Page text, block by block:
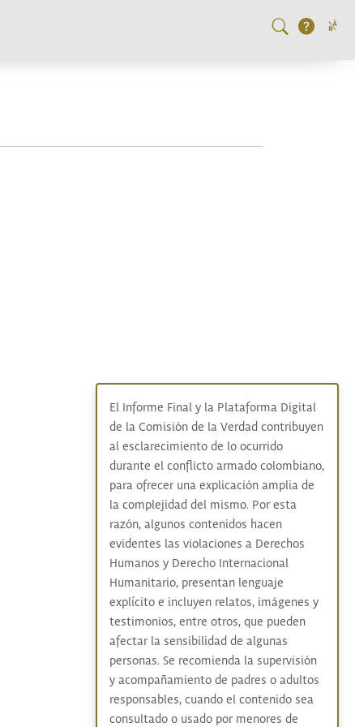
El Informe Final y la Plataforma Digital
de la Comisión de la Verdad contribuyen
al esclarecimiento de lo ocurrido
durante el conflicto armado colombiano,
para ofrecer una explicación amplia de
la complejidad del mismo. Por esta
razón, algunos contenidos hacen
evidentes las violaciones a Derechos
Humanos y Derecho Internacional
Humanitario, presentan lenguaje
explícito e incluyen relatos, imágenes y
testimonios, entre otros, que pueden
afectar la sensibilidad de algunas
personas. Se recomienda la supervisión
y acompañamiento de padres o adultos
responsables, cuando el contenido sea
consultado o usado por menores de